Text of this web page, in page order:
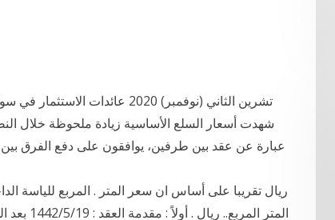
ريال تقريبا على أساس ان سعر المتر . المربع للياسة